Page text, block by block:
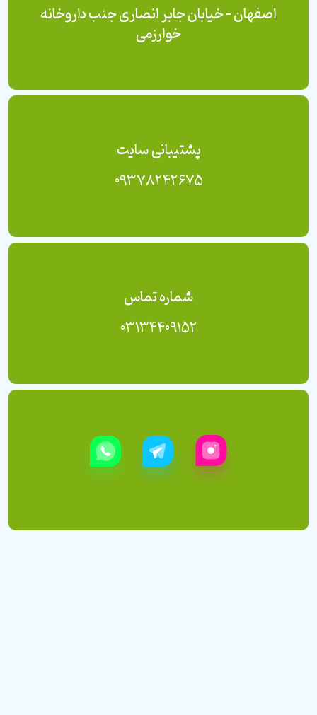
اصفهان - خیابان جابر انصاری جنب داروخانه
خوارزمی
پشتیبانی سایت
09378242675
شماره تماس
03134409152